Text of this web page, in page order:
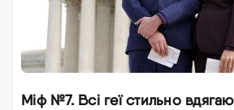
Міф №7. Всі геї стильно